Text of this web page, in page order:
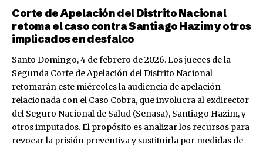
Corte de Apelación del Distrito Nacional
retoma el caso contra Santiago Hazim y otros
implicados en desfalco
Santo Domingo, 4 de febrero de 2026. Los jueces de la
Segunda Corte de Apelación del Distrito Nacional
retomarán este miércoles la audiencia de apelación
relacionada con el Caso Cobra, que involucra al exdirector
del Seguro Nacional de Salud (Senasa), Santiago Hazim, y
otros imputados. El propósito es analizar los recursos para
revocar la prisión preventiva y sustituirla por medidas de